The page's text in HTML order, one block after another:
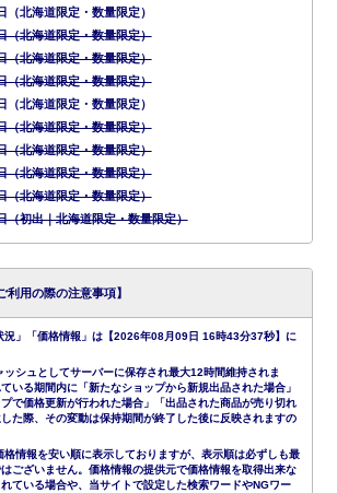
（北海道限定・数量限定）
（北海道限定・数量限定）
（北海道限定・数量限定）
（北海道限定・数量限定）
（北海道限定・数量限定）
（北海道限定・数量限定）
（北海道限定・数量限定）
（北海道限定・数量限定）
（北海道限定・数量限定）
（初出｜北海道限定・数量限定）
利用の際の注意事項】
」「価格情報」は【2026年08月09日 16時43分37秒】に
シュとしてサーバーに保存され最大12時間維持されま
いる期間内に「新たなショップから新規出品された場合」
プで価格更新が行われた場合」「出品された商品が売り切れ
た際、その変動は保持期間が終了した後に反映されますの
情報を安い順に表示しておりますが、表示順は必ずしも最
ございません。価格情報の提供元で価格情報を取得出来な
ている場合や、当サイトで設定した検索ワードやNGワー